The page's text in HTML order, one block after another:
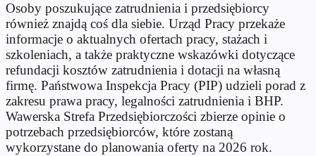
Osoby poszukujące zatrudnienia i przedsiębiorcy
również znajdą coś dla siebie. Urząd Pracy przekaże
informacje o aktualnych ofertach pracy, stażach i
szkoleniach, a także praktyczne wskazówki dotyczące
refundacji kosztów zatrudnienia i dotacji na własną
firmę. Państwowa Inspekcja Pracy (PIP) udzieli porad z
zakresu prawa pracy, legalności zatrudnienia i BHP.
Wawerska Strefa Przedsiębiorczości zbierze opinie o
potrzebach przedsiębiorców, które zostaną
wykorzystane do planowania oferty na 2026 rok.